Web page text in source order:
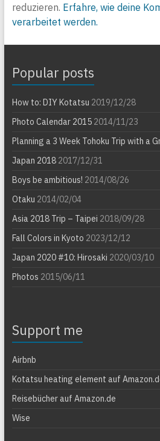
reduzieren. Erfahre, wie deine
verarbeitet werden.
Popular posts
How to: DIY Kotatsu 2019/12/28
Photo Calendar 20152014/11/23
Planning a 3 Week Tohoku Trip with a
Japan 20182017/12/31
Boys be ambitious! 2014/08/26
Otaku 2014/02/04
Asia 2018 Trip – Taipei 2018/09/28
Fall Colors in Kyoto 2023/12/12
Japan 2020 #10: Hirosaki 2020/03/10
Photos 2015/06/11
Support me
Airbnb
Kotatsu heating element auf
Reisebücher auf Amazon.de
Wise